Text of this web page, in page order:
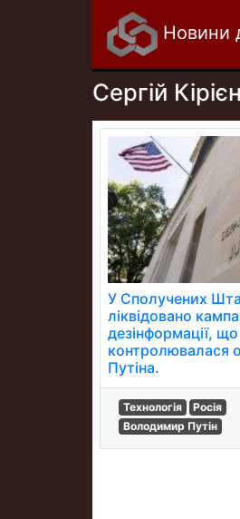
Новини
Сергій
У Сполучених
ліквідовано
дезінформації, що
контролювалася
Путіна.
Технологія
Росія
Володимир Путін